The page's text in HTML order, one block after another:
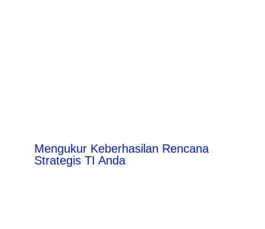
Mengukur Keberhasilan Rencana
Strategis TI Anda